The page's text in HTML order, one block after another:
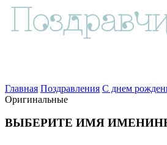
Главная Поздравления С днем
Оригинальные
ВЫБЕРИТЕ ИМЯ